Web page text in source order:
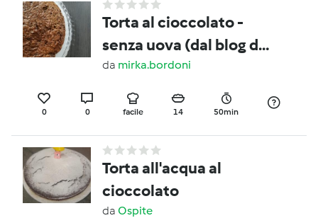
Torta al cioccolato -
senza uova (dal blog di
Marco Bianchi)
da mirka.bordoni
0 0 facile 14 50min
Torta all'acqua al
cioccolato
da Ospite